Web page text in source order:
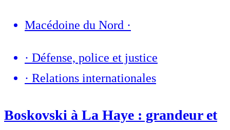
Macédoine du Nord ·
· Défense, police et justice
· Relations internationales
Boskovski à La Haye : grandeur et